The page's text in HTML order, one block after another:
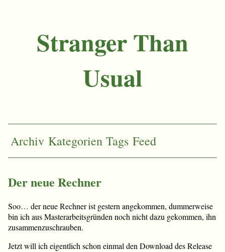
Stranger Than
Usual
Archiv Kategorien Tags Feed
Der neue Rechner
Soo… der neue Rechner ist gestern angekommen, dummerweise
bin ich aus Masterarbeitsgründen noch nicht dazu gekommen, ihn
zusammenzuschrauben.
Jetzt will ich eigentlich schon einmal den Download des Release